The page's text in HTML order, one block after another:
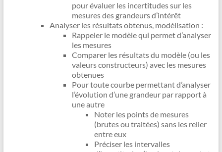
pour évaluer les incertitudes sur les
mesures des grandeurs d’intérêt
Analyser les résultats obtenus, modélisation :
Rappeler le modèle qui permet d’analyser
les mesures
Comparer les résultats du modèle (ou les
valeurs constructeurs) avec les mesures
obtenues
Pour toute courbe permettant d’analyser
l’évolution d’une grandeur par rapport à
une autre
Noter les points de mesures
(brutes ou traitées) sans les relier
entre eux
Préciser les intervalles